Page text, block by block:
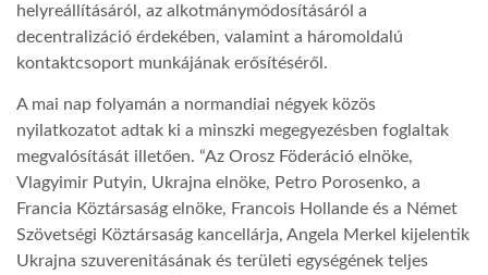
helyreállításáról, az alkotmánymódosításáról a
decentralizáció érdekében, valamint a háromoldalú
kontaktcsoport munkájának erősítéséről.
A mai nap folyamán a normandiai négyek közös
nyilatkozatot adtak ki a minszki megegyezésben foglaltak
megvalósítását illetően. “Az Orosz Föderáció elnöke,
Vlagyimir Putyin, Ukrajna elnöke, Petro Porosenko, a
Francia Köztársaság elnöke, Francois Hollande és a Német
Szövetségi Köztársaság kancellárja, Angela Merkel kijelentik
Ukrajna szuverenitásának és területi egységének teljes